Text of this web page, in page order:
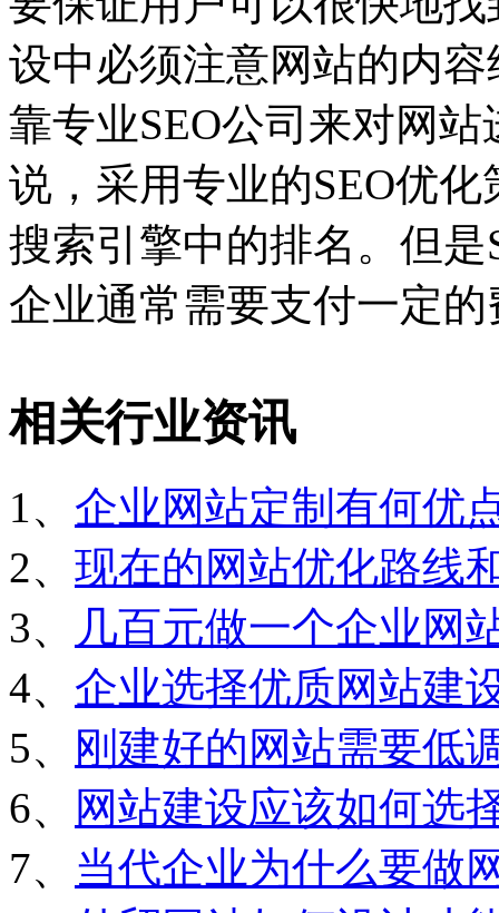
设中必须注意网站的内
靠专业SEO公司来对网
说，采用专业的SEO优
搜索引擎中的排名。但
企业通常需要支付一定的
相关行业资讯
1、 企业网站定制有何优
2、 现在的网站优化路线
3、
几百元做一个企业网
4、 企业选择优质网站建
5、
刚建好的网站需要低
6、
网站建设应该如何选
7、 当代企业为什么要做